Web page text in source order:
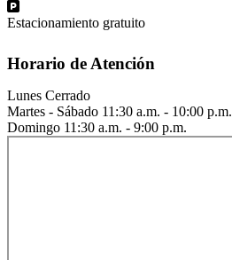
Estacionamiento gratuito
Horario de Atención
Lunes Cerrado
Martes - Sábado 11:30 a.m. - 10:00 p.m.
Domingo 11:30 a.m. - 9:00 p.m.